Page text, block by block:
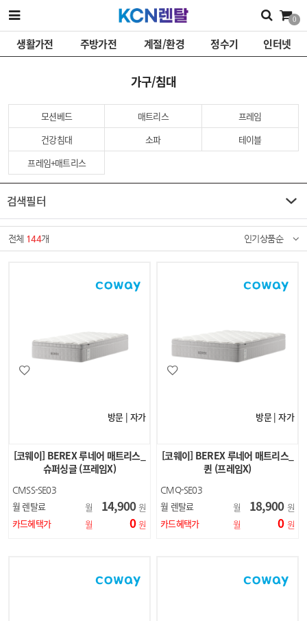
0
생활가전 주방가전 계절/환경 정수기 인터넷
가구/침대
모션베드 매트리스
프레임
건강침대
소파
테이블
프레임+매트리스
검색필터
전체 144개 인기상품순
방문 | 자가
[코웨이] BEREX 루네어 매트리스_
슈퍼싱글 (프레임X)
CMSS-SE03
월 렌탈료 월 14,900 원
카드혜택가
월 0 원
방문 | 자가
[코웨이] BEREX 루네어 매트리스_
퀸 (프레임X)
CMQ-SE03
월 렌탈료 월 18,900 원
카드혜택가
월 0 원